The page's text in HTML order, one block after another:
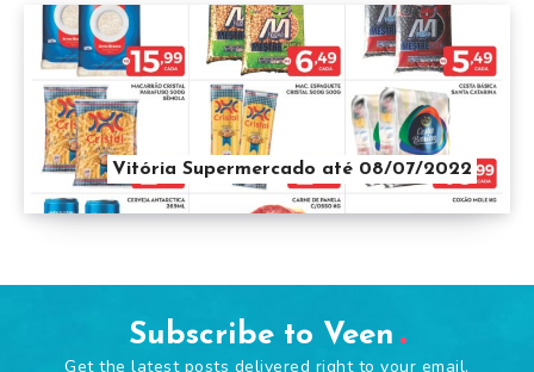
Vitória Supermercado até 08/07/2022
Subscribe to Veen
Get the latest posts delivered right to your email.